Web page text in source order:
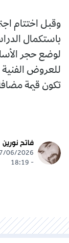
وقبل اختتام
باستكمال
تكون قيمة
فاتح نورين
06/2026
- 18:19